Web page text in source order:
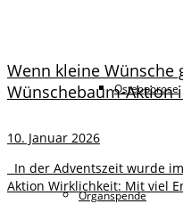
Osteoporose
Organspende
Wenn kleine Wünsche
Wünschebaum-Aktion
10. Januar 2026
In der Adventszeit wurde
Aktion Wirklichkeit: Mit viel